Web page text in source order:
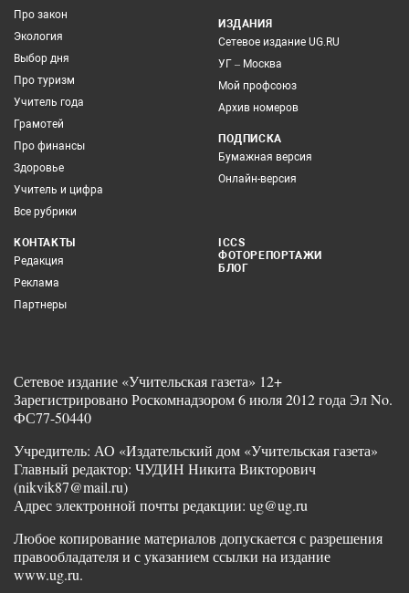
Про закон
Экология
Выбор дня
Про туризм
Учитель года
Грамотей
Про финансы
Здоровье
Учитель и цифра
Все рубрики
ИЗДАНИЯ
Сетевое издание UG.RU
УГ – Москва
Мой профсоюз
Архив номеров
ПОДПИСКА
Бумажная версия
Онлайн-версия
КОНТАКТЫ
Редакция
Реклама
Партнеры
ICCS
ФОТОРЕПОРТАЖИ
БЛОГ
Сетевое издание «Учительская газета» 12+
Зарегистрировано Роскомнадзором 6 июля 2012 года Эл No.
ФС77-50440
Учредитель: АО «Издательский дом «Учительская газета»
Главный редактор: ЧУДИН Никита Викторович
(nikvik87@mail.ru)
Адрес электронной почты редакции: ug@ug.ru
Любое копирование материалов допускается с разрешения
правообладателя и с указанием ссылки на издание
www.ug.ru.